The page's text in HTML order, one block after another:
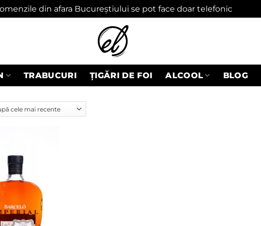
din afara Bucureștiului se pot face doar telefonic
TRABUCURI ȚIGĂRI DE FOI ALCOOL BLOG